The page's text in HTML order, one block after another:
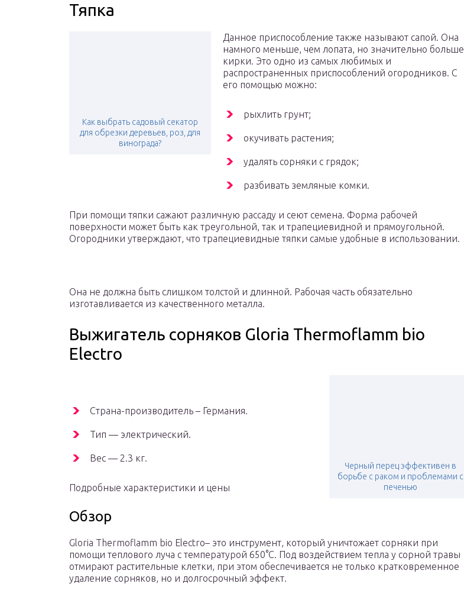
Тяпка
Как выбрать садовый секатор
для обрезки деревьев, роз, для
винограда?
Данное приспособление также называют сапой. Она
намного меньше, чем лопата, но значительно больше
кирки. Это одно из самых любимых и
распространенных приспособлений огородников. С
его помощью можно:
рыхлить грунт;
окучивать растения;
удалять сорняки с грядок;
разбивать земляные комки.
При помощи тяпки сажают различную рассаду и сеют семена. Форма рабочей
поверхности может быть как треугольной, так и трапециевидной и прямоугольной.
Огородники утверждают, что трапециевидные тяпки самые удобные в использовании.
Она не должна быть слишком толстой и длинной. Рабочая часть обязательно
изготавливается из качественного металла.
Выжигатель сорняков Gloria Thermoflamm bio
Electro
Черный перец эффективен в
борьбе с раком и проблемами с
печенью
Страна-производитель – Германия.
Тип — электрический.
Вес — 2.3 кг.
Подробные характеристики и цены
Обзор
Gloria Thermoflamm bio Electro– это инструмент, который уничтожает сорняки при
помощи теплового луча с температурой 650°C. Под воздействием тепла у сорной травы
отмирают растительные клетки, при этом обеспечивается не только кратковременное
удаление сорняков, но и долгосрочный эффект.